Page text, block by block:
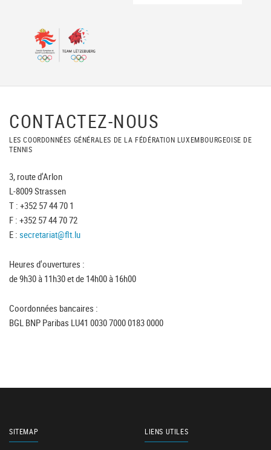
CONTACTEZ-NOUS
LES COORDONNÉES GÉNÉRALES DE LA FÉDÉRATION LUXEMBOURGEOISE DE
TENNIS
3, route d'Arlon
L-8009 Strassen
T : +352 57 44 70 1
F : +352 57 44 70 72
E : secretariat@flt.lu
Heures d'ouvertures :
de 9h30 à 11h30 et de 14h00 à 16h00
Coordonnées bancaires :
BGL BNP Paribas LU41 0030 7000 0183 0000
SITEMAP LIENS UTILES